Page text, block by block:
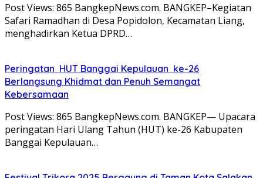
Post Views: 865 BangkepNews.com. BANGKEP–Kegiatan
Safari Ramadhan di Desa Popidolon, Kecamatan Liang,
menghadirkan Ketua DPRD…
Peringatan HUT Banggai Kepulauan ke-26
Berlangsung Khidmat dan Penuh Semangat
Kebersamaan
Post Views: 865 BangkepNews.com. BANGKEP— Upacara
peringatan Hari Ulang Tahun (HUT) ke-26 Kabupaten
Banggai Kepulauan…